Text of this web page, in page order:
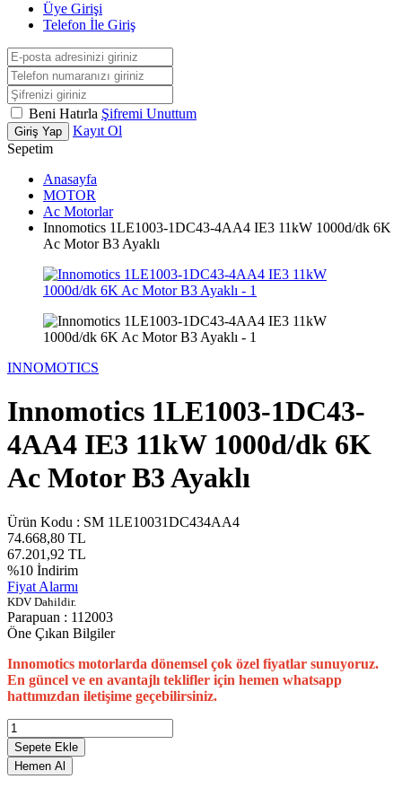
Üye Girişi
Telefon İle Giriş
Beni Hatırla Şifremi Unuttum
Giriş Yap
Kayıt Ol
Sepetim
Anasayfa
MOTOR
Ac Motorlar
Innomotics 1LE1003-1DC43-4AA4 IE3 11kW 1000d/dk 6K
Ac Motor B3 Ayaklı
INNOMOTICS
Innomotics 1LE1003-1DC43-
4AA4 IE3 11kW 1000d/dk 6K
Ac Motor B3 Ayaklı
Ürün Kodu : SM 1LE10031DC434AA4
74.668,80 TL
67.201,92 TL
%10 İndirim
Fiyat Alarmı
KDV Dahildir.
Parapuan : 112003
Öne Çıkan Bilgiler
Innomotics motorlarda dönemsel çok özel fiyatlar sunuyoruz.
En güncel ve en avantajlı teklifler için hemen whatsapp
hattımızdan iletişime geçebilirsiniz.
Sepete Ekle
Hemen Al